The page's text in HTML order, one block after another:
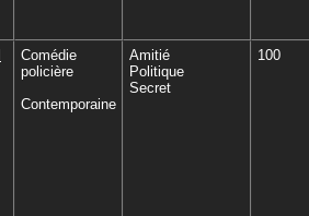
Comédie
policière
Contemporaine
Amitié
Politique
Secret
100